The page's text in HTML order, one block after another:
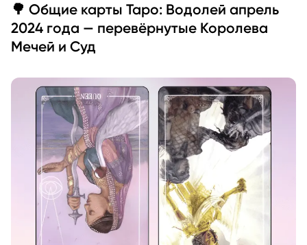
🌳 Общие карты Таро: Водолей апрель
2024 года — перевёрнутые Королева
Мечей и Суд